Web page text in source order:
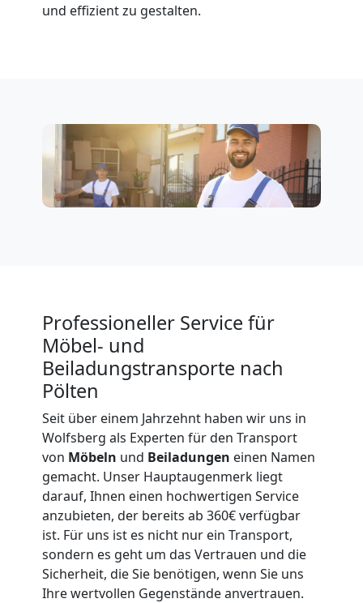
und effizient zu gestalten.
Professioneller Service für
Möbel- und
Beiladungstransporte nach
Pölten
Seit über einem Jahrzehnt haben wir uns in
Wolfsberg als Experten für den Transport
von Möbeln und Beiladungen einen Namen
gemacht. Unser Hauptaugenmerk liegt
darauf, Ihnen einen hochwertigen Service
anzubieten, der bereits ab 360€ verfügbar
ist. Für uns ist es nicht nur ein Transport,
sondern es geht um das Vertrauen und die
Sicherheit, die Sie benötigen, wenn Sie uns
Ihre wertvollen Gegenstände anvertrauen.
Klaviertransport
Wolfsberg
Tresortransport
Wolfsberg
Umzug
für
Senioren